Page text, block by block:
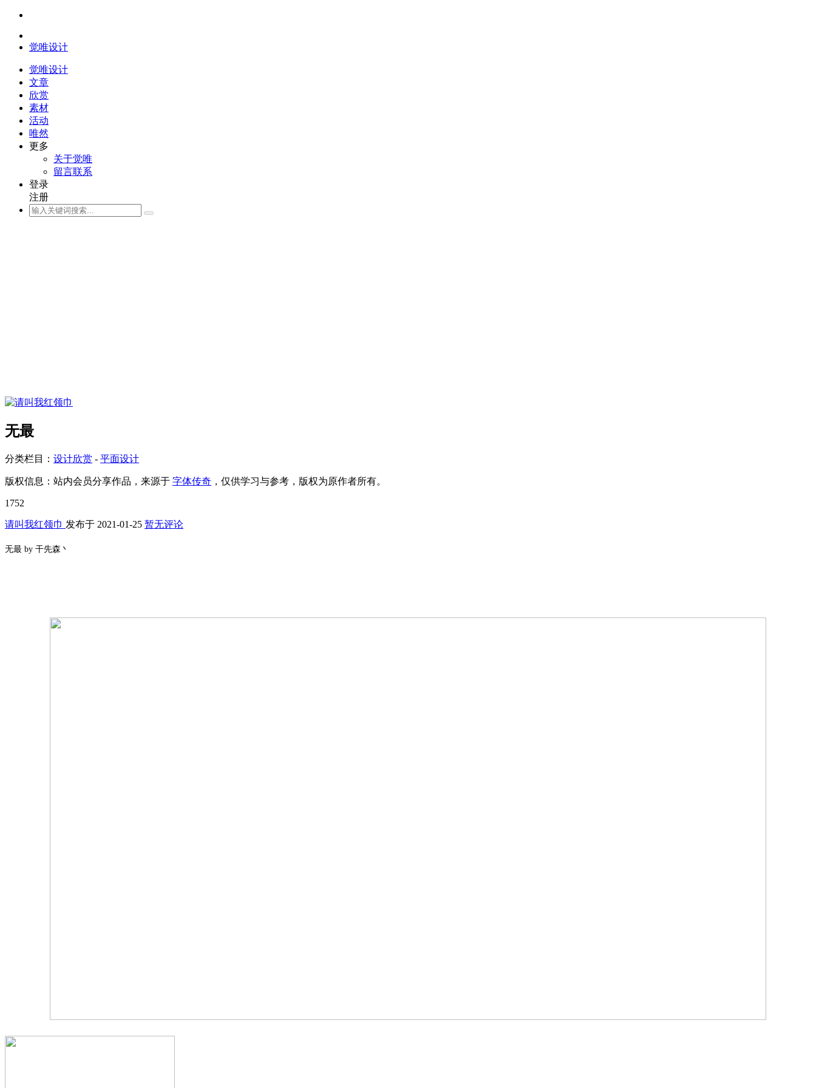
觉唯设计
觉唯设计
文章
欣赏
素材
活动
唯然
更多
关于觉唯
留言联系
登录
注册
无最
分类栏目： 设计欣赏 - 平面设计
版权信息： 站内会员分享作品，来源于 字体传奇 ，仅供学习与参考，版权为原作者所有。
1752
请叫我红领巾 发布于 2021-01-25 暂无评论
无最 by 干先森丶